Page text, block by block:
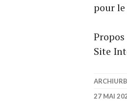
pour
Site
27 MAI